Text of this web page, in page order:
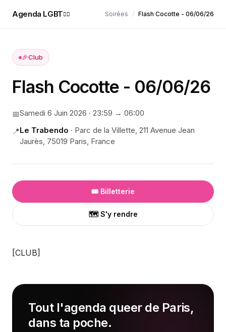
Agenda LGBT🏳️‍🌈 Soirées / Flash Cocotte - 06/06/26
🎉Club
Flash Cocotte - 06/06/26
📅Samedi 6 Juin 2026 · 23:59 → 06:00
📍Le Trabendo · Parc de la Villette, 211 Avenue Jean
Jaurès, 75019 Paris, France
🎟️ Billetterie
🗺️ S'y rendre
[CLUB]
Tout l'agenda queer de Paris,
dans ta poche.